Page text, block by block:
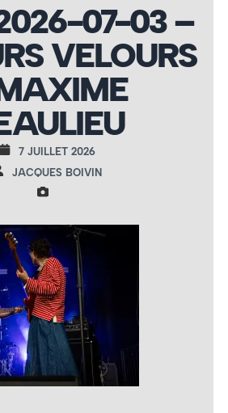
07-03 –
VELOURS
7 JUILLET 2026
JACQUES BOIVIN